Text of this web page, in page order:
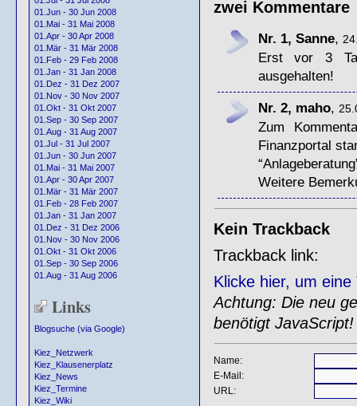
01.Jun - 30 Jun 2008
01.Mai - 31 Mai 2008
01.Apr - 30 Apr 2008
01.Mär - 31 Mär 2008
01.Feb - 29 Feb 2008
01.Jan - 31 Jan 2008
01.Dez - 31 Dez 2007
01.Nov - 30 Nov 2007
01.Okt - 31 Okt 2007
01.Sep - 30 Sep 2007
01.Aug - 31 Aug 2007
01.Jul - 31 Jul 2007
01.Jun - 30 Jun 2007
01.Mai - 31 Mai 2007
01.Apr - 30 Apr 2007
01.Mär - 31 Mär 2007
01.Feb - 28 Feb 2007
01.Jan - 31 Jan 2007
01.Dez - 31 Dez 2006
01.Nov - 30 Nov 2006
01.Okt - 31 Okt 2006
01.Sep - 30 Sep 2006
01.Aug - 31 Aug 2006
Links
Blogsuche (via Google)
Kiez_Netzwerk
Kiez_Klausenerplatz
Kiez_News
Kiez_Termine
Kiez_Wiki
zwei Kommentare
Nr. 1, Sanne,
Erst vor 3
ausgehalten!
Nr. 2, maho,
Zum
Finanzportal
Weitere
Kein Trackback
Trackback link:
Klicke hier, um
Achtung: Die neu
benötigt JavaScript!
Name:
E-Mail:
URL: